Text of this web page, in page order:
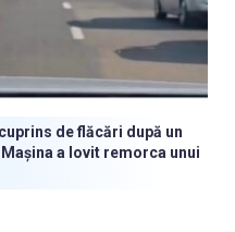
de flăcări după un
a lovit remorca unui